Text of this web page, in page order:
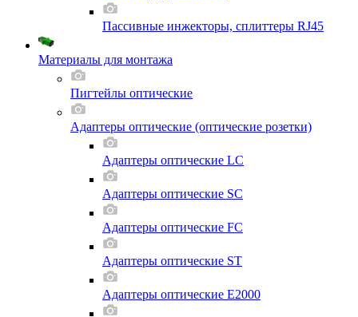
Пассивные инжекторы, сплиттеры RJ45
Материалы для монтажа
Пигтейлы оптические
Адаптеры оптические (оптические розетки)
Адаптеры оптические LC
Адаптеры оптические SC
Адаптеры оптические FC
Адаптеры оптические ST
Адаптеры оптические E2000